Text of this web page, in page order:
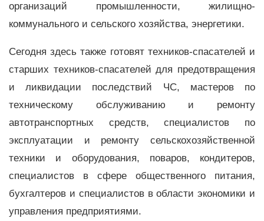
организаций промышленности, жилищно-
коммунального и сельского хозяйства, энергетики.
Сегодня здесь также готовят техников-спасателей и
старших техников-спасателей для предотвращения
и ликвидации последствий ЧС, мастеров по
техническому обслуживанию и ремонту
автотранспортных средств, специалистов по
эксплуатации и ремонту сельскохозяйственной
техники и оборудования, поваров, кондитеров,
специалистов в сфере общественного питания,
бухгалтеров и специалистов в области экономики и
управления предприятиями.